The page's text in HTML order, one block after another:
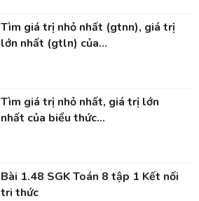
Tìm giá trị nhỏ nhất (gtnn), giá trị
lớn nhất (gtln) của...
Tìm giá trị nhỏ nhất, giá trị lớn
nhất của biểu thức...
Bài 1.48 SGK Toán 8 tập 1 Kết nối
tri thức